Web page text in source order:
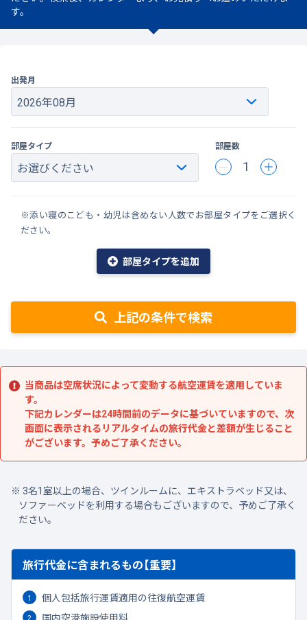
す。
出発月
部屋タイプ 部屋数
1
※添い寝のこども・幼児は含めない人数でお部屋タイプをご選択く
ださい。
部屋タイプを追加
上記の条件で検索
当商品は空席状況によって変動する航空運賃を適用していま
す。
下記カレンダーは24時間前のデータに基づいていますので、次
画面に表示されるリアルタイムの旅行代金と差額が生じること
がございます。予めご了承ください。
3名1室以上の場合、ツインルームに、エキストラベッド又は、
ソファーベッドを利用する場合もございますので、予めご了承く
ださい。
旅行代金に含まれるもの【重要】
個人包括旅行運賃適用の往復航空運賃
国内空港施設使用料